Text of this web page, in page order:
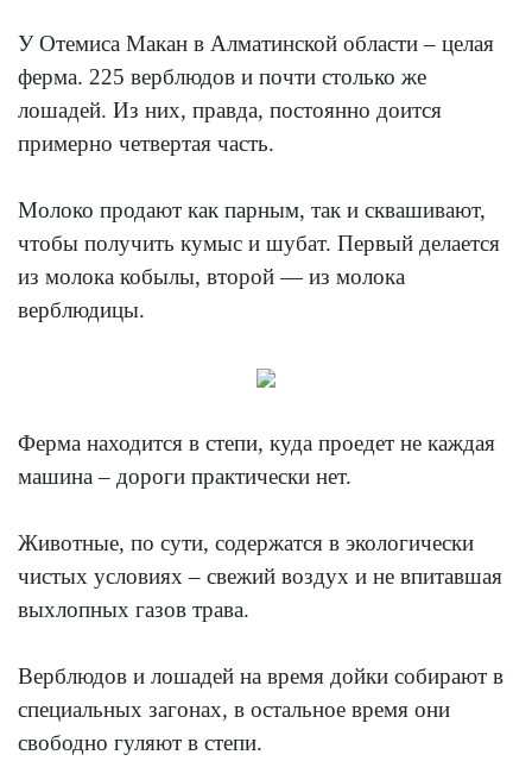
У Отемиса Макан в Алматинской области – целая
ферма. 225 верблюдов и почти столько же
лошадей. Из них, правда, постоянно доится
примерно четвертая часть.
Молоко продают как парным, так и сквашивают,
чтобы получить кумыс и шубат. Первый делается
из молока кобылы, второй — из молока
верблюдицы.
Ферма находится в степи, куда проедет не каждая
машина – дороги практически нет.
Животные, по сути, содержатся в экологически
чистых условиях – свежий воздух и не впитавшая
выхлопных газов трава.
Верблюдов и лошадей на время дойки собирают в
специальных загонах, в остальное время они
свободно гуляют в степи.